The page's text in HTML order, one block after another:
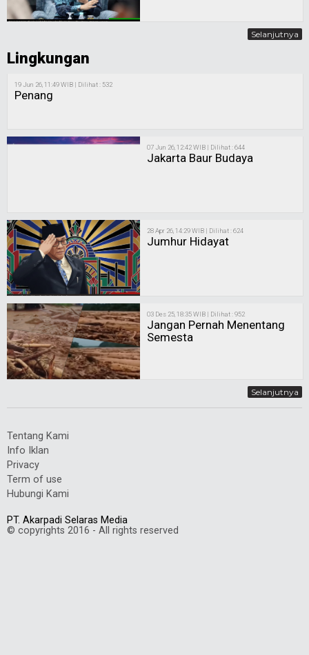
Selanjutnya
Lingkungan
19 Jun 26, 11:49 WIB | Dilihat : 532
Penang
07 Jun 26, 12:42 WIB | Dilihat : 644
Jakarta Baur Budaya
28 Apr 26, 14:29 WIB | Dilihat : 624
Jumhur Hidayat
03 Des 25, 18:35 WIB | Dilihat : 952
Jangan Pernah Menentang
Semesta
Selanjutnya
Tentang Kami
Info Iklan
Privacy
Term of use
Hubungi Kami
PT. Akarpadi Selaras Media
© copyrights 2016 - All rights reserved